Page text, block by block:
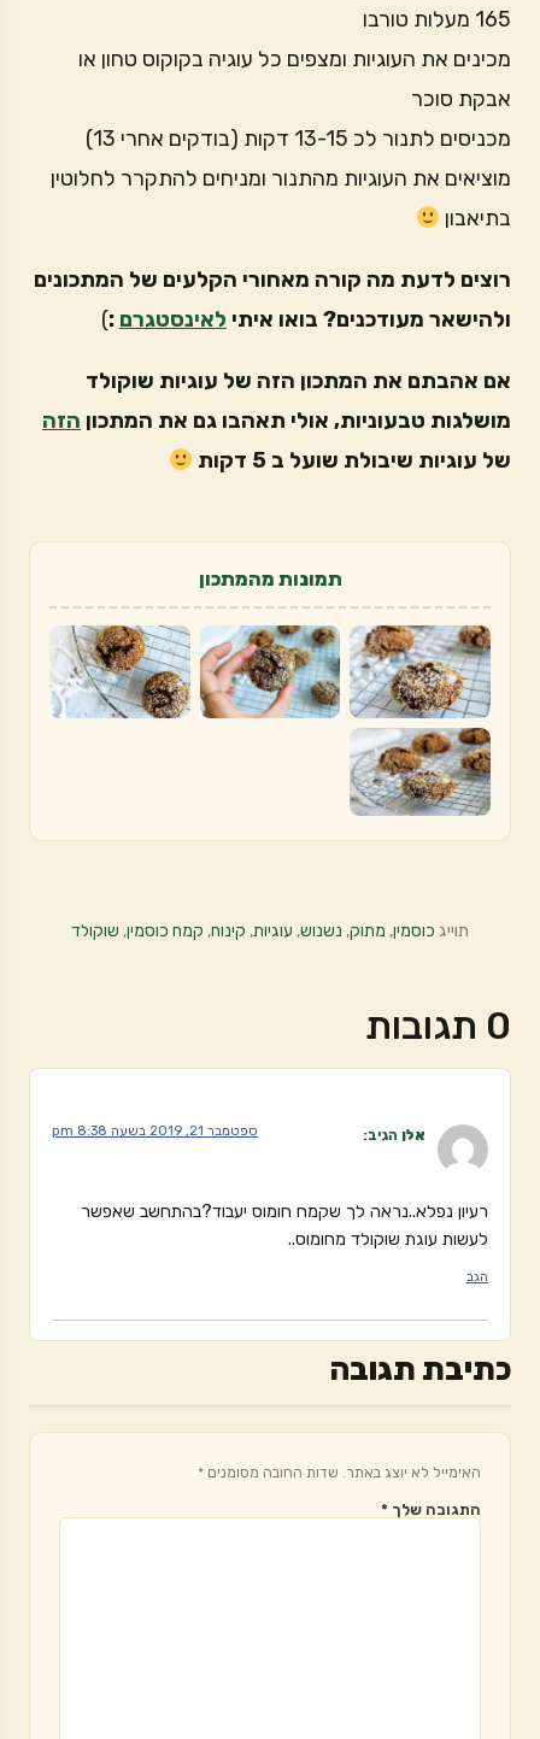
165 מעלות טורבו
מכינים את העוגיות ומצפים כל עוגיה בקוקוס טחון או
אבקת סוכר
מכניסים לתנור לכ 13-15 דקות (בודקים אחרי 13)
מוציאים את העוגיות מהתנור ומניחים להתקרר לחלוטין
בתיאבון
רוצים לדעת מה קורה מאחורי הקלעים של המתכונים
ולהישאר מעודכנים? בואו איתי לאינסטגרם :
)
אם אהבתם את המתכון הזה של עוגיות שוקולד
מושלגות טבעוניות, אולי תאהבו גם את המתכון הזה
של עוגיות שיבולת שועל ב 5 דקות
תמונות מהמתכון
תוייג כוסמין, מתוק, נשנוש, עוגיות, קינוח, קמח כוסמין, שוקולד
0 תגובות
אלן הגיב: ספטמבר 21, 2019 בשעה 8:38 pm
רעיון נפלא..נראה לך שקמח חומוס יעבוד?בהתחשב שאפשר
לעשות עוגת שוקולד מחומוס..
הגב
כתיבת תגובה
האימייל לא יוצג באתר. שדות החובה מסומנים *
התגובה שלך *